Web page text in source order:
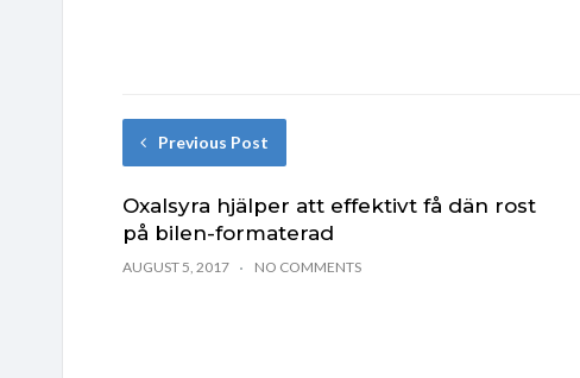
Previous Post
Oxalsyra hjälper att effektivt få dän rost
på bilen-formaterad
AUGUST 5, 2017 NO COMMENTS